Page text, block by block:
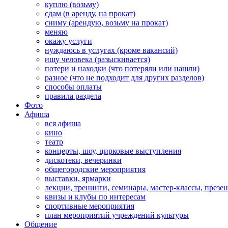
куплю (возьму)
сдам (в аренду, на прокат)
сниму (арендую, возьму на прокат)
меняю
окажу услуги
нуждаюсь в услугах (кроме вакансий)
ищу человека (разыскивается)
потери и находки (что потеряли или нашли)
разное (что не подходит для других разделов)
способы оплаты
правила раздела
Фото
Афиша
вся афиша
кино
театр
концерты, шоу, цирковые выступления
дискотеки, вечеринки
общегородские мероприятия
выставки, ярмарки
лекции, тренинги, семинары, мастер-классы,
квизы и клубы по интересам
спортивные мероприятия
план мероприятий учреждений культуры
Общение